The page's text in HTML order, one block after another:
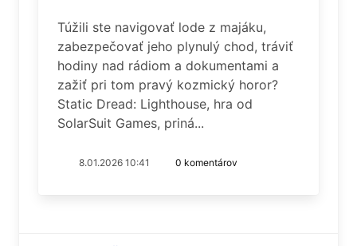
Túžili ste navigovať lode z majáku,
zabezpečovať jeho plynulý chod, tráviť
hodiny nad rádiom a dokumentami a
zažiť pri tom pravý kozmický horor?
Static Dread: Lighthouse, hra od
SolarSuit Games, priná...
8.01.2026 10:41 0 komentárov